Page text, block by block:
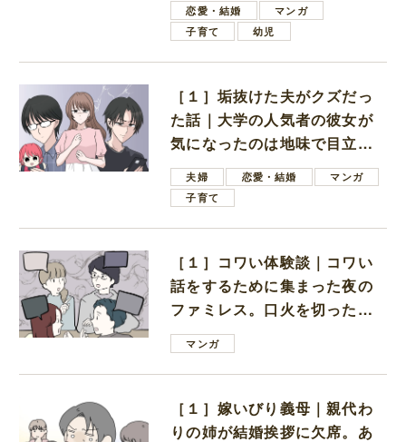
恋愛・結婚
マンガ
子育て
幼児
［１］垢抜けた夫がクズだっ
た話｜大学の人気者の彼女が
気になったのは地味で目立た
ない男子学生
夫婦 恋愛・結婚
マンガ
子育て
［１］コワい体験談｜コワい
話をするために集まった夜の
ファミレス。口火を切ったの
は電車好きの男の子ママ
マンガ
［１］嫁いびり義母｜親代わ
りの姉が結婚挨拶に欠席。あ